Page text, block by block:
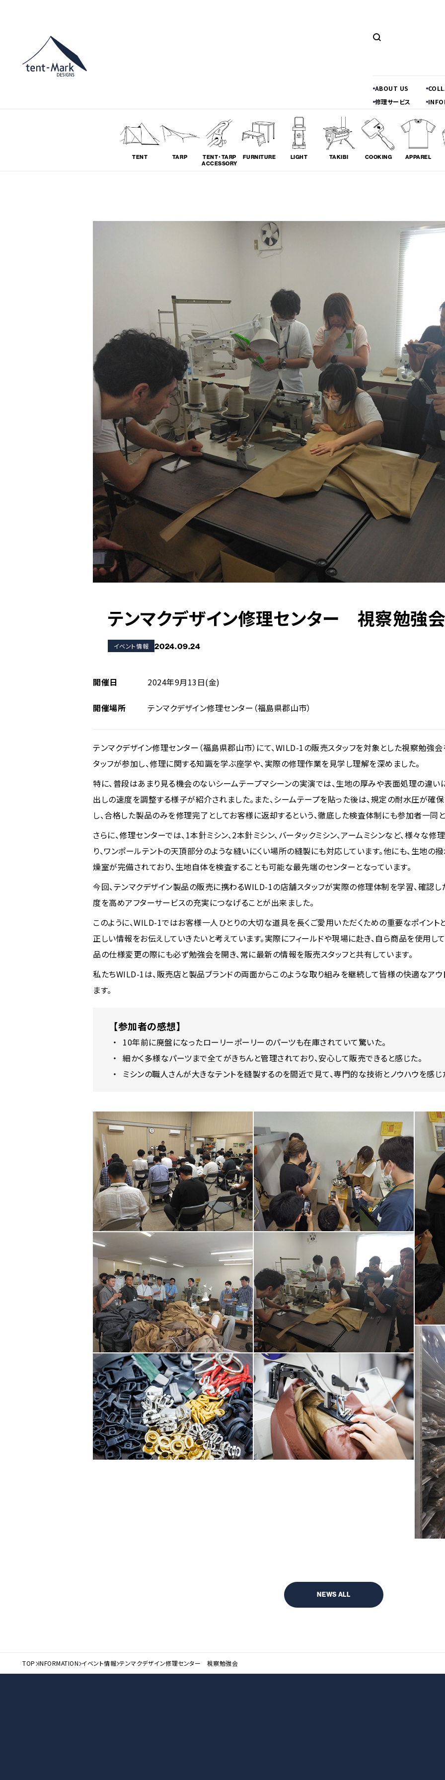
ABOUT US
修理サービス
TENT TARP
TENT･TARP
ACCESSORY
FURNITURE LIGHT TAKIBI COOKING APPAREL
テンマクデザイン修理センター 視察勉強会
イベント情報 2024.09.24
開催日 2024年9月13日(金)
開催場所 テンマクデザイン修理センター（福島県郡山市）
テンマクデザイン修理センター（福島県郡山市）にて、WILD-1の販売スタッフを対象とした視察勉強
タッフが参加し、修理に関する知識を学ぶ座学や、実際の修理作業を見学し理解を深めました。
特に、普段はあまり見る機会のないシームテープマシーンの実演では、生地の厚みや表面処理の違い
出しの速度を調整する様子が紹介されました。また、シームテープを貼った後は、規定の耐水圧が確
し、合格した製品のみを修理完了としてお客様に返却するという、徹底した検査体制にも参加者一同
さらに、修理センターでは、1本針ミシン、2本針ミシン、バータックミシン、アームミシンなど、様々な
り、ワンポールテントの天頂部分のような縫いにくい場所の縫製にも対応しています。他にも、生地の
燥室が完備されており、生地自体を検査することも可能な最先端のセンターとなっています。
今回、テンマクデザイン製品の販売に携わるWILD-1の店舗スタッフが実際の修理体制を学習、確認し
度を高めアフターサービスの充実につなげることが出来ました。
このように、WILD-1ではお客様一人ひとりの大切な道具を長くご愛用いただくための重要なポイント
正しい情報をお伝えしていきたいと考えています。実際にフィールドや現場に赴き、自ら商品を使用し
品の仕様変更の際にも必ず勉強会を開き、常に最新の情報を販売スタッフと共有しています。
私たちWILD-1は、販売店と製品ブランドの両面からこのような取り組みを継続して皆様の快適なアウ
ます。
【参加者の感想】
10年前に廃盤になったローリーポーリーのパーツも在庫されていて驚いた。
細かく多様なパーツまで全てがきちんと管理されており、安心して販売できると感じた。
ミシンの職人さんが大きなテントを縫製するのを間近で見て、専門的な技術とノウハウを感じ
NEWS ALL
TOP INFORMATION イベント情報 テンマクデザイン修理センター 視察勉強会